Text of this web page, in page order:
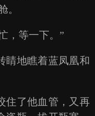
。
等一下。”
地瞧着蓝凤凰和
了他血管，又再